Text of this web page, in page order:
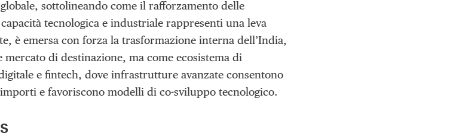
sottolineando come il rafforzamento delle
tecnologica e industriale rappresenti una leva
è emersa con forza la trasformazione interna dell’India,
di destinazione, ma come ecosistema di
e fintech, dove infrastrutture avanzate consentono
e favoriscono modelli di co-sviluppo tecnologico.